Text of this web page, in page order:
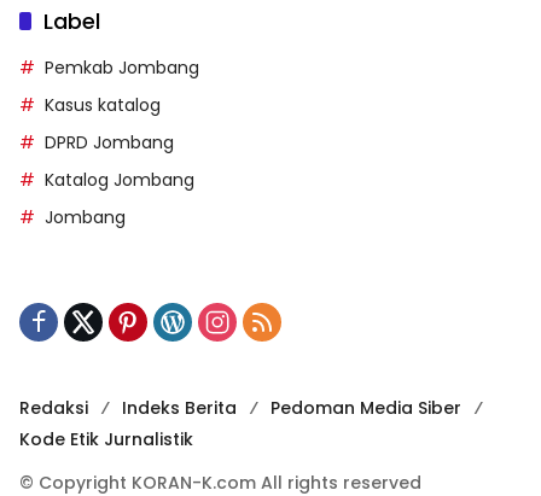
Label
Pemkab Jombang
Kasus katalog
DPRD Jombang
Katalog Jombang
Jombang
Redaksi Indeks Berita
Pedoman Media Siber
Kode Etik Jurnalistik
© Copyright KORAN-K.com All rights reserved